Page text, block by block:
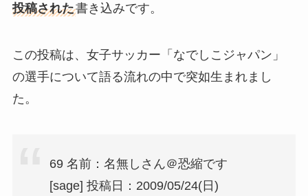
投稿された書き込みです。
この投稿は、女子サッカー「なでしこジャパン」
の選手について語る流れの中で突如生まれまし
た。
69 名前：名無しさん＠恐縮です
[sage] 投稿日：2009/05/24(日)